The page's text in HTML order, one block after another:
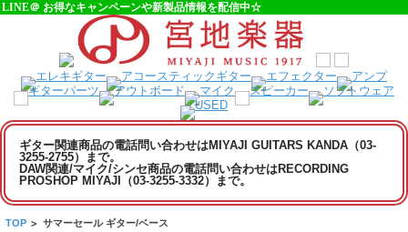
LINE＠ お得なキャンペーンや新製品情報を配信中☆
ギター関連商品の電話問い合わせはMIYAJI GUITARS KANDA（03-
3255-2755）まで。
DAW関連/マイク/シンセ商品の電話問い合わせはRECORDING
PROSHOP MIYAJI（03-3255-3332）まで。
TOP > サマーセール ギター/ベース